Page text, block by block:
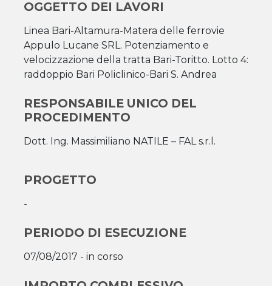
OGGETTO DEI LAVORI
Linea Bari-Altamura-Matera delle ferrovie
Appulo Lucane SRL. Potenziamento e
velocizzazione della tratta Bari-Toritto. Lotto 4:
raddoppio Bari Policlinico-Bari S. Andrea
RESPONSABILE UNICO DEL
PROCEDIMENTO
Dott. Ing. Massimiliano NATILE – FAL s.r.l.
PROGETTO
-
PERIODO DI ESECUZIONE
07/08/2017 - in corso